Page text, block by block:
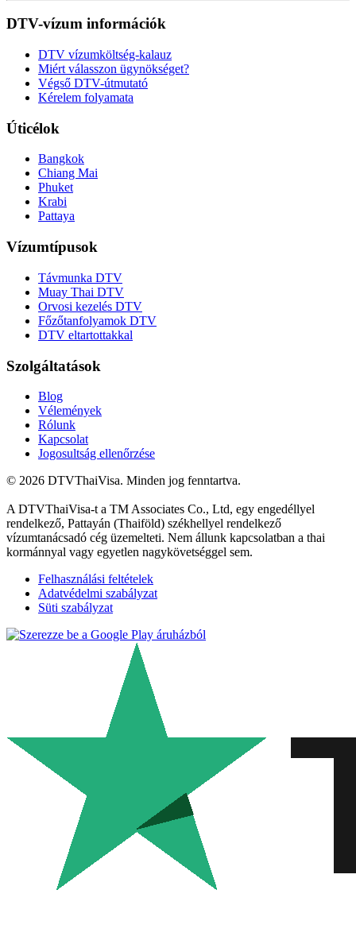
DTV-vízum információk
DTV vízumköltség-kalauz
Miért válasszon ügynökséget?
Végső DTV-útmutató
Kérelem folyamata
Úticélok
Bangkok
Chiang Mai
Phuket
Krabi
Pattaya
Vízumtípusok
Távmunka DTV
Muay Thai DTV
Orvosi kezelés DTV
Főzőtanfolyamok DTV
DTV eltartottakkal
Szolgáltatások
Blog
Vélemények
Rólunk
Kapcsolat
Jogosultság ellenőrzése
© 2026 DTVThaiVisa. Minden jog fenntartva.
A DTVThaiVisa-t a TM Associates Co., Ltd, egy engedéllyel
rendelkező, Pattayán (Thaiföld) székhellyel rendelkező
vízumtanácsadó cég üzemelteti. Nem állunk kapcsolatban a thai
kormánnyal vagy egyetlen nagykövetséggel sem.
Felhasználási feltételek
Adatvédelmi szabályzat
Süti szabályzat